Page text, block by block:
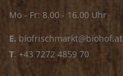
Mo - Fr: 8.00 - 16.00 Uhr
E. biofrischmarkt@biohof.at
T. +43 7272 4859 70